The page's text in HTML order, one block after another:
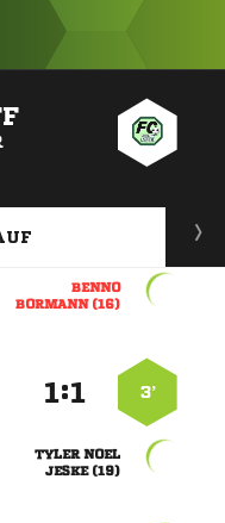

 
3’
:
 
 